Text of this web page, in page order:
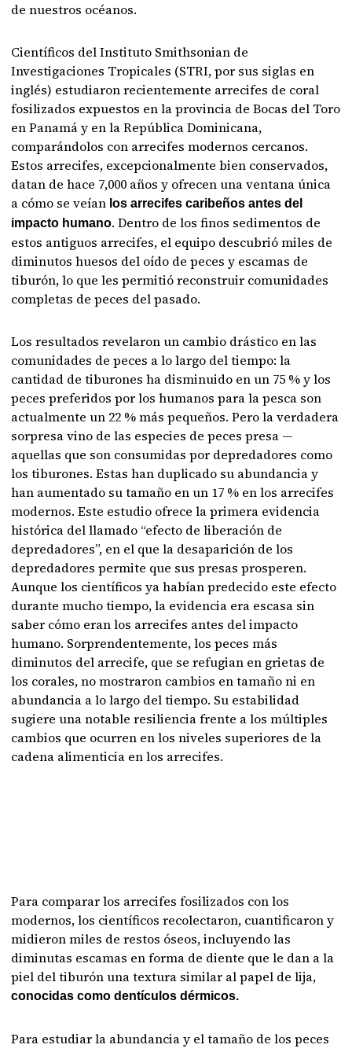
de nuestros océanos.
Científicos del Instituto Smithsonian de
Investigaciones Tropicales (STRI, por sus siglas en
inglés) estudiaron recientemente arrecifes de coral
fosilizados expuestos en la provincia de Bocas del Toro
en Panamá y en la República Dominicana,
comparándolos con arrecifes modernos cercanos.
Estos arrecifes, excepcionalmente bien conservados,
datan de hace 7,000 años y ofrecen una ventana única
a cómo se veían los arrecifes caribeños antes del
impacto humano. Dentro de los finos sedimentos de
estos antiguos arrecifes, el equipo descubrió miles de
diminutos huesos del oído de peces y escamas de
tiburón, lo que les permitió reconstruir comunidades
completas de peces del pasado.
Los resultados revelaron un cambio drástico en las
comunidades de peces a lo largo del tiempo: la
cantidad de tiburones ha disminuido en un 75 % y los
peces preferidos por los humanos para la pesca son
actualmente un 22 % más pequeños. Pero la verdadera
sorpresa vino de las especies de peces presa —
aquellas que son consumidas por depredadores como
los tiburones. Estas han duplicado su abundancia y
han aumentado su tamaño en un 17 % en los arrecifes
modernos. Este estudio ofrece la primera evidencia
histórica del llamado “efecto de liberación de
depredadores”, en el que la desaparición de los
depredadores permite que sus presas prosperen.
Aunque los científicos ya habían predecido este efecto
durante mucho tiempo, la evidencia era escasa sin
saber cómo eran los arrecifes antes del impacto
humano. Sorprendentemente, los peces más
diminutos del arrecife, que se refugian en grietas de
los corales, no mostraron cambios en tamaño ni en
abundancia a lo largo del tiempo. Su estabilidad
sugiere una notable resiliencia frente a los múltiples
cambios que ocurren en los niveles superiores de la
cadena alimenticia en los arrecifes.
Para comparar los arrecifes fosilizados con los
modernos, los científicos recolectaron, cuantificaron y
midieron miles de restos óseos, incluyendo las
diminutas escamas en forma de diente que le dan a la
piel del tiburón una textura similar al papel de lija,
conocidas como dentículos dérmicos.
Para estudiar la abundancia y el tamaño de los peces